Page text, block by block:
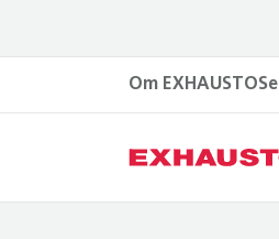
Om EXHAUSTO